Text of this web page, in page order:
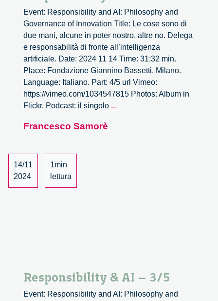
Event: Responsibility and AI: Philosophy and
Governance of Innovation Title: Le cose sono di
due mani, alcune in poter nostro, altre no. Delega
e responsabilità di fronte all’intelligenza
artificiale. Date: 2024 11 14 Time: 31:32 min.
Place: Fondazione Giannino Bassetti, Milano.
Language: Italiano. Part: 4/5 url Vimeo:
https://vimeo.com/1034547815 Photos: Album in
Flickr. Podcast: il singolo ...
Francesco Samorè
14/11
2024
1min
lettura
Responsibility & AI – 3/5
Event: Responsibility and AI: Philosophy and